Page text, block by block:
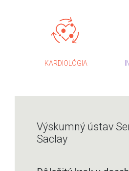
KARDIOLÓGIA
Výskumný ústav
Saclay